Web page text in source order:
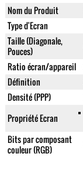
Nom du Produit
Type d'Ecran
Taille (Diagonale,
Pouces)
Ratio écran/appareil
Définition
Densité (PPP)
Propriété Ecran
Bits par composant
couleur (RGB)